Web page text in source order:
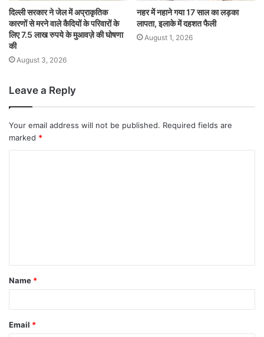
दिल्ली सरकार ने जेल में अप्राकृतिक
कारणों से मरने वाले कैदियों के परिवारों के
लिए 7.5 लाख रुपये के मुआवज़े की घोषणा
की
August 3, 2026
नहर में नहाने गया 17 साल का लड़का
लापता, इलाके में दहशत फैली
August 1, 2026
Leave a Reply
Your email address will not be published. Required fields are
marked *
Name *
Email *